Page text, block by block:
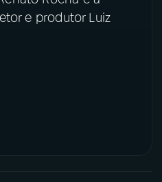
Xe produtor Luiz